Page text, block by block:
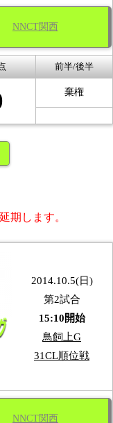
NNCT関西
前半/後半
棄権
期します。
2014.10.5(日)
第2試合
15:10開始
鳥飼上G
31CL順位戦
NNCT関西